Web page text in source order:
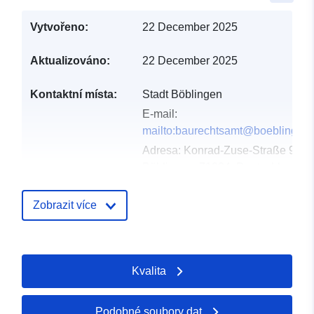
Vytvořeno: 22 December 2025
Aktualizováno: 22 December 2025
Kontaktní místa:
Stadt Böblingen
E-mail:
Adresa: Konrad-Zuse-Straße 90,
záznam:
24 January 2026
Aktualizace údajů.europa.eu:
26 April 2026
Zobrazit více
Kvalita